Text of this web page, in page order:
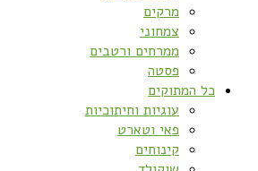
מרקים
צמחוני
ממרחים ורטבים
פסטה
כל המתוקים
עוגיות וחיתוכיות
פאי וטארט
קינוחים